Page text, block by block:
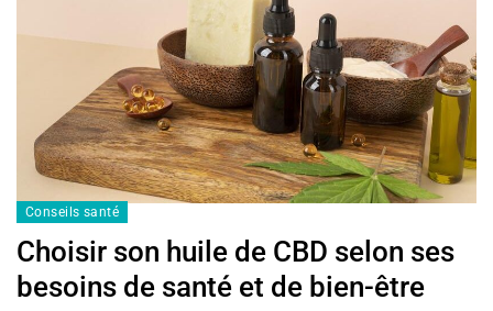
Conseils santé
Choisir son huile de CBD selon ses
besoins de santé et de bien-être